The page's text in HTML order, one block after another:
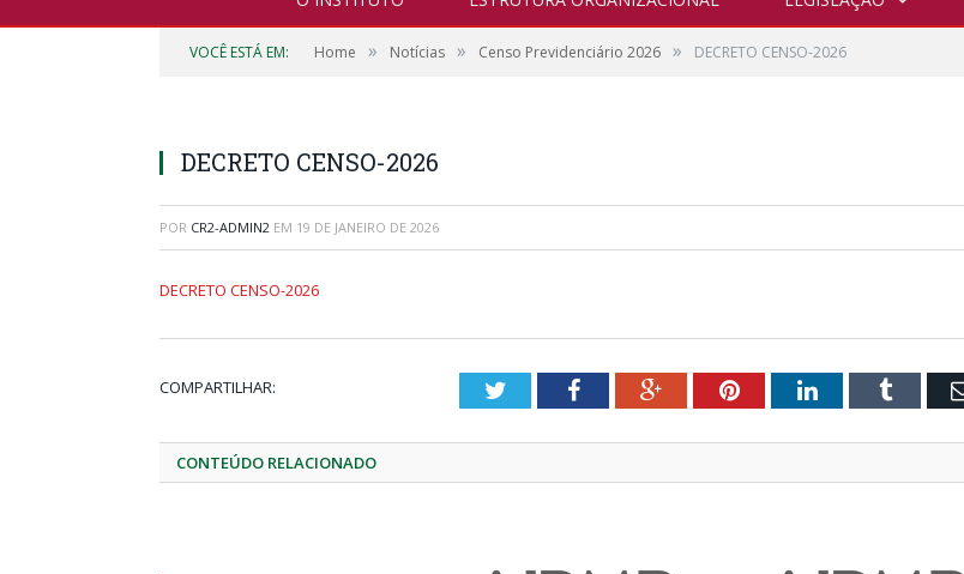
VOCÊ ESTÁ EM: Home » Notícias » Censo Previdenciário 2026 » DECRETO CENSO-2026
DECRETO CENSO-2026
POR CR2-ADMIN2 EM 19 DE JANEIRO DE 2026
DECRETO CENSO-2026
COMPARTILHAR: TwitterFacebookGoogle+PinterestLinkedInTumblr
CONTEÚDO RELACIONADO